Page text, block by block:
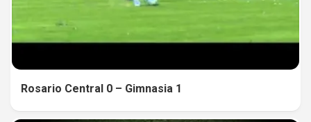
Rosario Central 0 – Gimnasia 1